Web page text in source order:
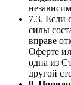
7.3. Если
силы
вправе
Оферте
одна из
другой